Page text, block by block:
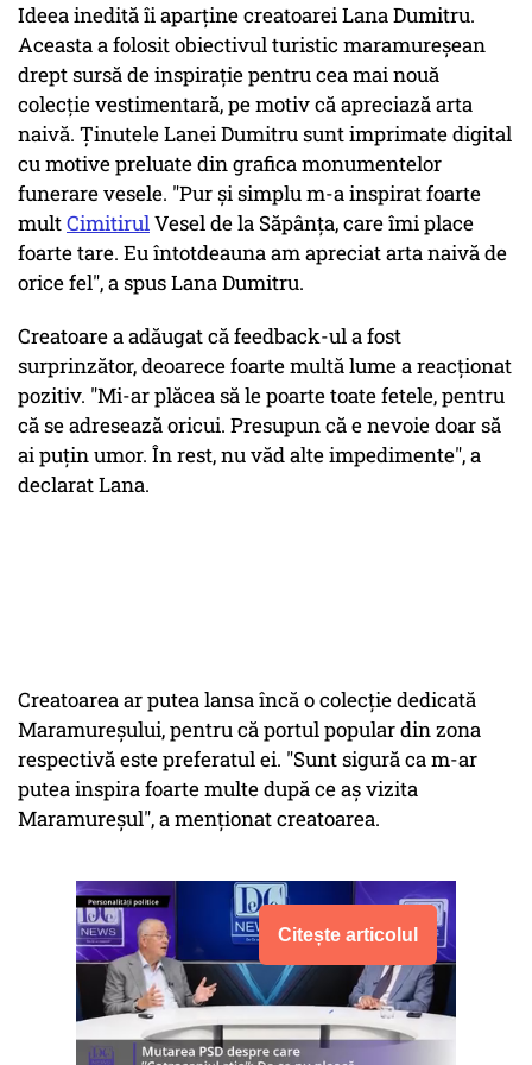
Ideea inedită îi aparține creatoarei Lana Dumitru.
Aceasta a folosit obiectivul turistic maramureșean
drept sursă de inspirație pentru cea mai nouă
colecție vestimentară, pe motiv că apreciază arta
naivă. Ținutele Lanei Dumitru sunt imprimate digital
cu motive preluate din grafica monumentelor
funerare vesele. "Pur și simplu m-a inspirat foarte
multCimitirulVesel de la Săpânța, care îmi place
foarte tare. Eu întotdeauna am apreciat arta naivă de
orice fel", a spus Lana Dumitru.
Creatoare a adăugat că feedback-ul a fost
surprinzător, deoarece foarte multă lume a reacționat
pozitiv. "Mi-ar plăcea să le poarte toate fetele, pentru
că se adresează oricui. Presupun că e nevoie doar să
ai puțin umor. În rest, nu văd alte impedimente", a
declarat Lana.
Creatoarea ar putea lansa încă o colecție dedicată
Maramureșului, pentru că portul popular din zona
respectivă este preferatul ei. "Sunt sigură ca m-ar
putea inspira foarte multe după ce aș vizita
Maramureșul", a menționat creatoarea.
Citește articolul